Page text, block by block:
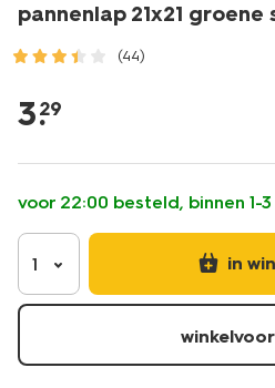
pannenlap 21x21 groene
(44)
tafelen/keukentextiel-
tafeltextiel/pannenlappen/
groene-
stippen-
5400144.html
3.
29
voor 22:00 besteld, binnen 1-
1 in